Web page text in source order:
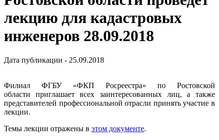
лекцию для кадастровых
инженеров 28.09.2018
Дата публикации - 25.09.2018
Филиал ФГБУ «ФКП Росреестра» по Ростовской
области приглашает всех заинтересованных лиц, а также
представителей профессиональной отрасли принять участие в
лекции.
Темы лекции отражены в этом документе.